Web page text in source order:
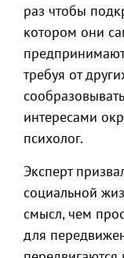
раз чтобы
котором они
требуя от
интересами
психолог.
Эксперт
социальной
смысл, чем
для